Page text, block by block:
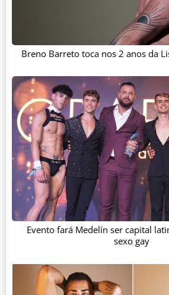
Breno Barreto toca nos 2 anos da
Evento fará Medelín ser capital
sexo gay